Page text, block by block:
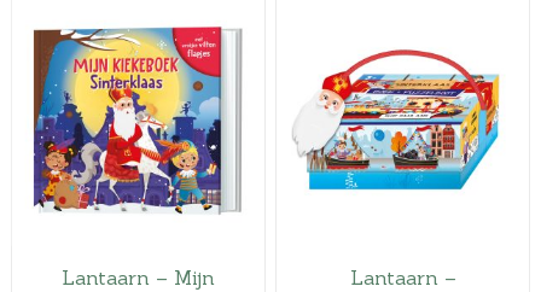
Lantaarn – Mijn
Lantaarn –